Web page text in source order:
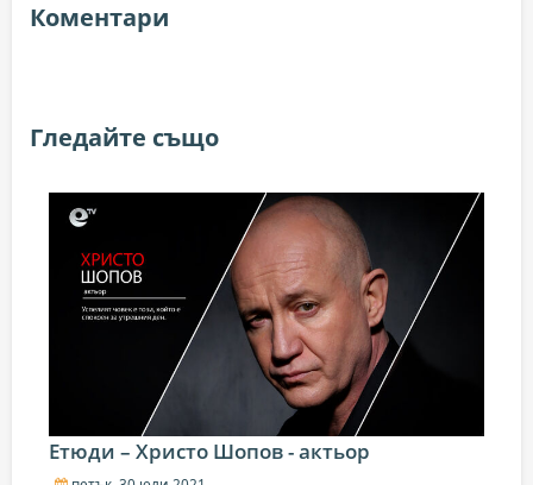
Коментари
Гледайте също
Етюди – Христо Шопов - актьор